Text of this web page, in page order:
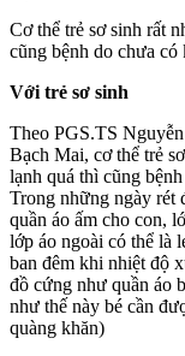
Cơ thể trẻ sơ sinh rất
cũng bệnh do chưa có
Với trẻ sơ sinh
Theo PGS.TS
Bạch Mai, cơ thể trẻ
lạnh quá thì cũng
Trong những ngày rét
quần áo ấm cho con,
lớp áo ngoài có thể là
ban đêm khi nhiệt độ
đồ cứng như quần áo
như thế này bé cần
quàng khăn)